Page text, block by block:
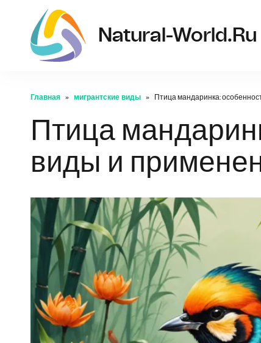
Natural-World.ru
Главная мигрантские виды Птица мандаринка:
Птица
виды и